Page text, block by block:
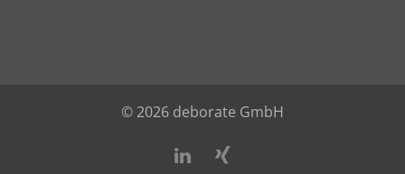
© 2026 deborate GmbH